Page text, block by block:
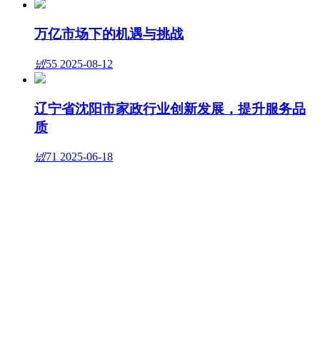
万亿市场下的机遇与挑战
넶55 2025-08-12
辽宁省沈阳市家政行业创新发展，提升服务品
质
넶71 2025-06-18